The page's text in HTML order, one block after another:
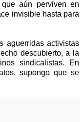
aún perviven en
invisible hasta para
aguerridas activistas
descubierto, a la
sindicalistas. En
supongo que se